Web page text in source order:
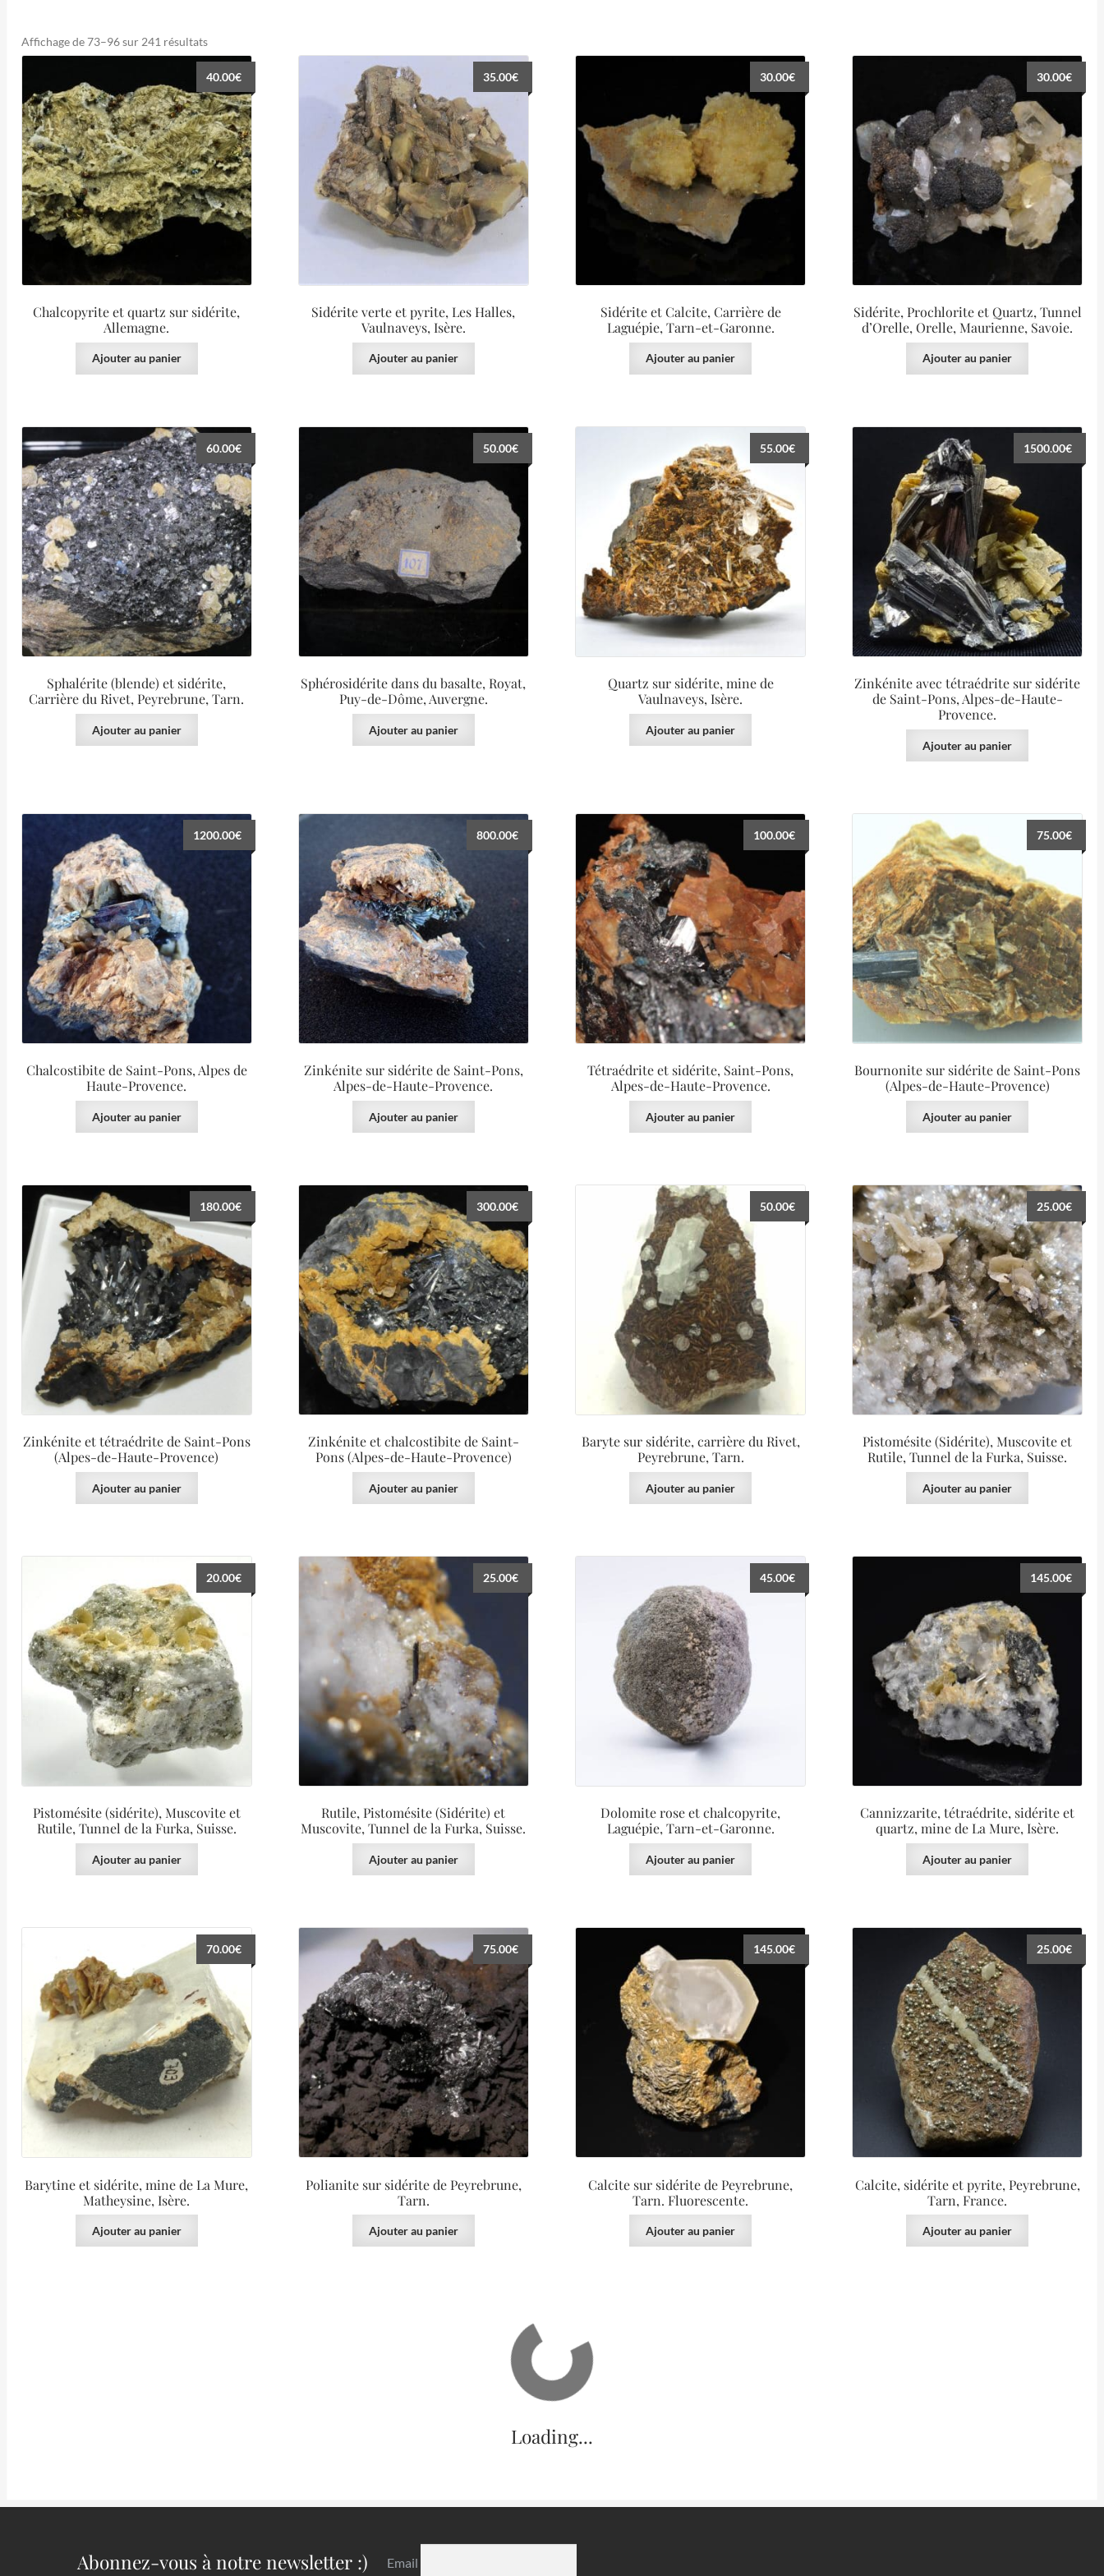
Affichage de 73–96 sur 241 résultatsTrié
du
plus
récent
au
plus
ancien
Chalcopyrite et quartz sur sidérite,
Allemagne.
40.00€
Ajouter au panier
Sidérite verte et pyrite, Les Halles,
Vaulnaveys, Isère.
35.00€
Ajouter au panier
Sidérite et Calcite, Carrière de
Laguépie, Tarn-et-Garonne.
30.00€
Ajouter au panier
Sidérite, Prochlorite et Quartz, Tunnel
d’Orelle, Orelle, Maurienne, Savoie.
30.00€
Ajouter au panier
Sphalérite (blende) et sidérite,
Carrière du Rivet, Peyrebrune, Tarn.
60.00€
Ajouter au panier
Sphérosidérite dans du basalte, Royat,
Puy-de-Dôme, Auvergne.
50.00€
Ajouter au panier
Quartz sur sidérite, mine de
Vaulnaveys, Isère.
55.00€
Ajouter au panier
Zinkénite avec tétraédrite sur sidérite
de Saint-Pons, Alpes-de-Haute-
Provence.
1500.00€
Ajouter au panier
Chalcostibite de Saint-Pons, Alpes de
Haute-Provence.
1200.00€
Ajouter au panier
Zinkénite sur sidérite de Saint-Pons,
Alpes-de-Haute-Provence.
800.00€
Ajouter au panier
Tétraédrite et sidérite, Saint-Pons,
Alpes-de-Haute-Provence.
100.00€
Ajouter au panier
Bournonite sur sidérite de Saint-Pons
(Alpes-de-Haute-Provence)
75.00€
Ajouter au panier
Zinkénite et tétraédrite de Saint-Pons
(Alpes-de-Haute-Provence)
180.00€
Ajouter au panier
Zinkénite et chalcostibite de Saint-
Pons (Alpes-de-Haute-Provence)
300.00€
Ajouter au panier
Baryte sur sidérite, carrière du Rivet,
Peyrebrune, Tarn.
50.00€
Ajouter au panier
Pistomésite (Sidérite), Muscovite et
Rutile, Tunnel de la Furka, Suisse.
25.00€
Ajouter au panier
Pistomésite (sidérite), Muscovite et
Rutile, Tunnel de la Furka, Suisse.
20.00€
Ajouter au panier
Rutile, Pistomésite (Sidérite) et
Muscovite, Tunnel de la Furka, Suisse.
25.00€
Ajouter au panier
Dolomite rose et chalcopyrite,
Laguépie, Tarn-et-Garonne.
45.00€
Ajouter au panier
Cannizzarite, tétraédrite, sidérite et
quartz, mine de La Mure, Isère.
145.00€
Ajouter au panier
Barytine et sidérite, mine de La Mure,
Matheysine, Isère.
70.00€
Ajouter au panier
Polianite sur sidérite de Peyrebrune,
Tarn.
75.00€
Ajouter au panier
Calcite sur sidérite de Peyrebrune,
Tarn. Fluorescente.
145.00€
Ajouter au panier
Calcite, sidérite et pyrite, Peyrebrune,
Tarn, France.
25.00€
Ajouter au panier
Sidérite verte et pyrite de Laguépie,
Tarn-et-Garonne.
Sidérite verte, pyrite, calcite et
dolomite de Laguépie, Tarn-et-